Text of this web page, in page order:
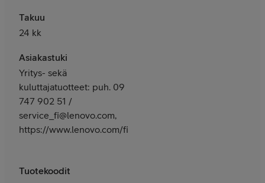
Takuu
24 kk
Asiakastuki
Yritys- sekä
kuluttajatuotteet: puh. 09
747 902 51 /
service_fi@lenovo.com,
https://www.lenovo.com/fi/fi/services
Tuotekoodit